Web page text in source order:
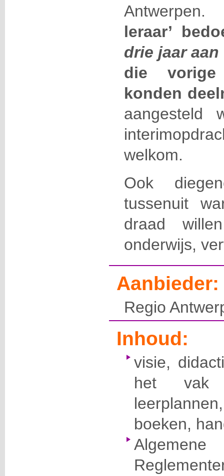
leraar’
drie jaar aan
die vorige
konden
aangesteld
welkom.
Ook
tussenuit
draad
onderwijs,
Aanbieder:
Regio
Inhoud:
visie,
het
boeken,